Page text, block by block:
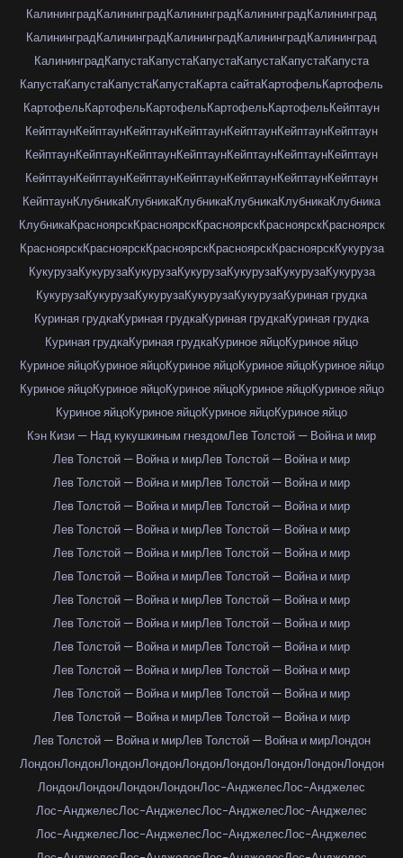
КалининградКалининградКалининградКалининградКалининград
КалининградКалининградКалининградКалининградКалининград
КалининградКапустаКапустаКапустаКапустаКапустаКапуста
КапустаКапустаКапустаКапустаКарта сайтаКартофельКартофель
КартофельКартофельКартофельКартофельКартофельКейптаун
КейптаунКейптаунКейптаунКейптаунКейптаунКейптаунКейптаун
КейптаунКейптаунКейптаунКейптаунКейптаунКейптаунКейптаун
КейптаунКейптаунКейптаунКейптаунКейптаунКейптаунКейптаун
КейптаунКлубникаКлубникаКлубникаКлубникаКлубникаКлубника
КлубникаКрасноярскКрасноярскКрасноярскКрасноярскКрасноярск
КрасноярскКрасноярскКрасноярскКрасноярскКрасноярскКукуруза
КукурузаКукурузаКукурузаКукурузаКукурузаКукурузаКукуруза
КукурузаКукурузаКукурузаКукурузаКукурузаКуриная грудка
Куриная грудкаКуриная грудкаКуриная грудкаКуриная грудка
Куриная грудкаКуриная грудкаКуриное яйцоКуриное яйцо
Куриное яйцоКуриное яйцоКуриное яйцоКуриное яйцоКуриное яйцо
Куриное яйцоКуриное яйцоКуриное яйцоКуриное яйцоКуриное яйцо
Куриное яйцоКуриное яйцоКуриное яйцоКуриное яйцо
Кэн Кизи — Над кукушкиным гнездомЛев Толстой — Война и мир
Лев Толстой — Война и мирЛев Толстой — Война и мир
Лев Толстой — Война и мирЛев Толстой — Война и мир
Лев Толстой — Война и мирЛев Толстой — Война и мир
Лев Толстой — Война и мирЛев Толстой — Война и мир
Лев Толстой — Война и мирЛев Толстой — Война и мир
Лев Толстой — Война и мирЛев Толстой — Война и мир
Лев Толстой — Война и мирЛев Толстой — Война и мир
Лев Толстой — Война и мирЛев Толстой — Война и мир
Лев Толстой — Война и мирЛев Толстой — Война и мир
Лев Толстой — Война и мирЛев Толстой — Война и мир
Лев Толстой — Война и мирЛев Толстой — Война и мир
Лев Толстой — Война и мирЛев Толстой — Война и мир
Лев Толстой — Война и мирЛев Толстой — Война и мирЛондон
ЛондонЛондонЛондонЛондонЛондонЛондонЛондонЛондонЛондон
ЛондонЛондонЛондонЛондонЛос-АнджелесЛос-Анджелес
Лос-АнджелесЛос-АнджелесЛос-АнджелесЛос-Анджелес
Лос-АнджелесЛос-АнджелесЛос-АнджелесЛос-Анджелес